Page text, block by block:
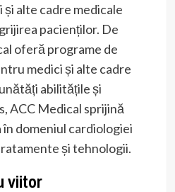
alte cadre medicale
pacienților. De
oferă programe de
medici și alte cadre
abilitățile și
ACC Medical sprijină
domeniul cardiologiei
și tehnologii.
viitor